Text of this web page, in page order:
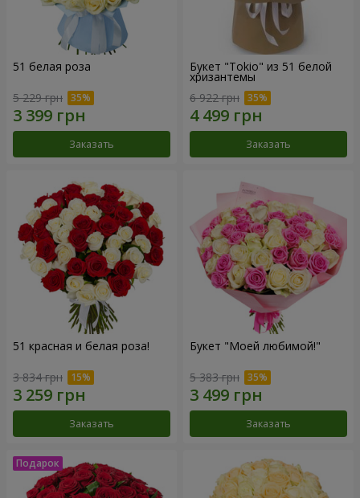
51 белая роза
5 229 грн
Заказать
Букет "Tokio" из 51 белой
хризантемы
6 922 грн
Заказать
51 красная и белая роза!
3 834 грн
Заказать
Букет "Моей любимой!"
5 383 грн
Заказать